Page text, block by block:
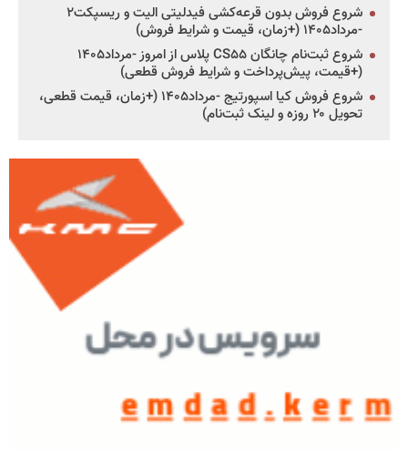
شروع فروش بدون قرعه‌کشی فیدلیتی الیت و ریسپکت۲
-مرداد۱۴۰۵ (+زمان، قیمت و شرایط فروش)
شروع ثبت‌نام چانگان CS۵۵ پلاس از امروز -مرداد۱۴۰۵
(+قیمت، پیش‌پرداخت و شرایط فروش قطعی)
شروع فروش کیا اسپورتیج -مرداد۱۴۰۵ (+زمان، قیمت قطعی،
تحویل ۲۰ روزه و لینک ثبت‌نام)